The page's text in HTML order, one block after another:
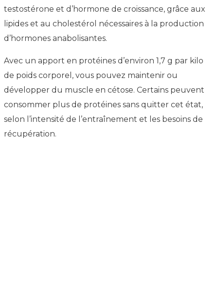
testostérone et d’hormone de croissance, grâce aux
lipides et au cholestérol nécessaires à la production
d’hormones anabolisantes.
Avec un apport en protéines d’environ 1,7 g par kilo
de poids corporel, vous pouvez maintenir ou
développer du muscle en cétose. Certains peuvent
consommer plus de protéines sans quitter cet état,
selon l’intensité de l’entraînement et les besoins de
récupération.